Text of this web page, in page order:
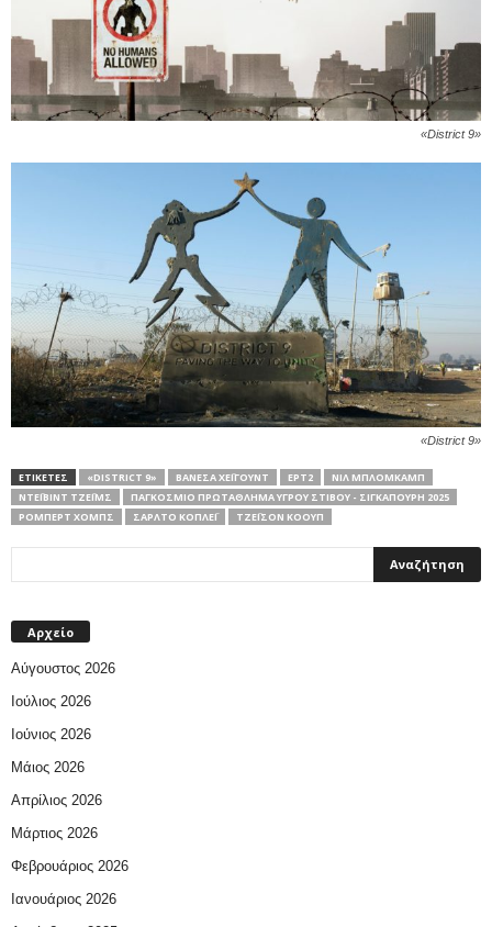
«District 9»
«District 9»
ΕΤΙΚΕΤΕΣ «DISTRICT 9» ΒΑΝΈΣΑ ΧΈΙΓΟΥΝΤ ΕΡΤ2
ΝΙΛ ΜΠΛΌΜΚΑΜΠ
ΝΤΈΙΒΙΝΤ ΤΖΈΙΜΣ
ΠΑΓΚΌΣΜΙΟ ΠΡΩΤΆΘΛΗΜΑ ΥΓΡΟΎ ΣΤΊΒΟΥ - ΣΙΓΚΑΠΟΎΡΗ 2025
ΡΌΜΠΕΡΤ ΧΟΜΠΣ
ΣΆΡΛΤΟ ΚΌΠΛΕΪ ΤΖΈΙΣΟΝ ΚΌΟΥΠ
Αρχείο
Αύγουστος 2026
Ιούλιος 2026
Ιούνιος 2026
Μάιος 2026
Απρίλιος 2026
Μάρτιος 2026
Φεβρουάριος 2026
Ιανουάριος 2026